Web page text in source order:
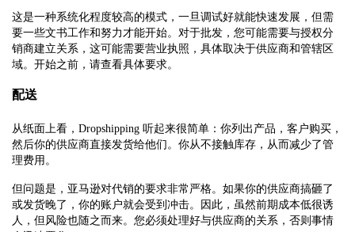
这是一种系统化程度较高的模式，一旦调试好就能快速发展，但需
要一些文书工作和努力才能开始。对于批发，您可能需要与授权分
销商建立关系，这可能需要营业执照，具体取决于供应商和管辖区
域。开始之前，请查看具体要求。
配送
从纸面上看，Dropshipping 听起来很简单：你列出产品，客户购买，
然后你的供应商直接发货给他们。你从不接触库存，从而减少了管
理费用。
但问题是，亚马逊对代销的要求非常严格。如果你的供应商搞砸了
或发货晚了，你的账户就会受到冲击。因此，虽然前期成本低很诱
人，但风险也随之而来。您必须处理好与供应商的关系，否则事情